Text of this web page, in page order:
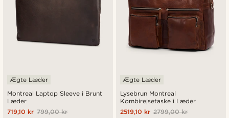
Montreal Laptop Sleeve i Brunt
Læder
Ægte Læder
799,00 kr
719,10 kr
Lysebrun Montreal
Kombirejsetaske i Læder
Ægte Læder
2799,00 kr
2519,10 kr